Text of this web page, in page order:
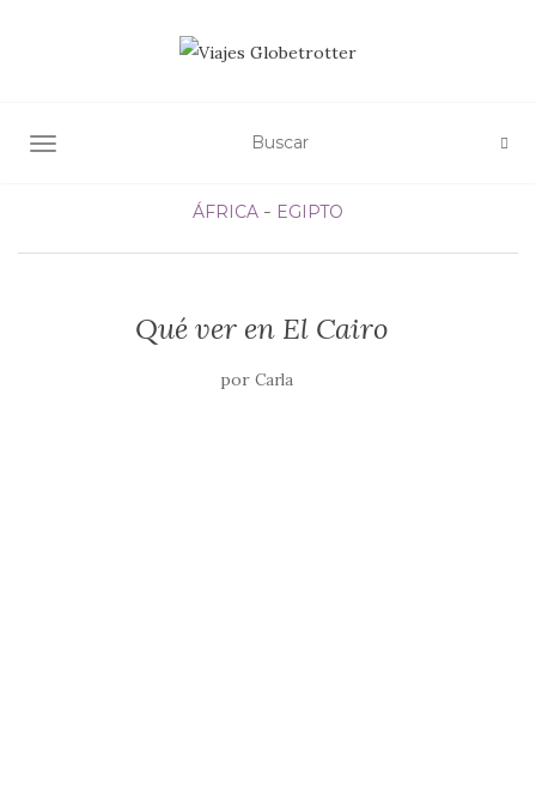
ALTERNAR NAVEGACIÓN
ÁFRICA EGIPTO
Qué ver en El Cairo
por Carla